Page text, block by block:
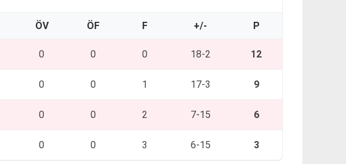
ÖV ÖF F +/- P
0 0 0 18-2 12
0 0 1 17-3 9
0 0 2 7-15 6
0 0 3 6-15 3